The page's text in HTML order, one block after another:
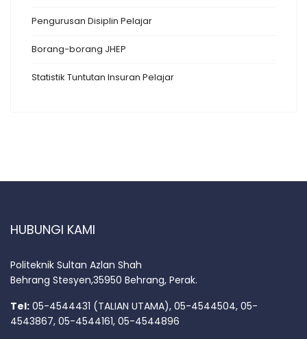
Pengurusan Disiplin Pelajar
Borang-borang JHEP
Statistik Tuntutan Insuran Pelajar
HUBUNGI KAMI
Politeknik Sultan Azlan Shah
Behrang Stesyen,35950 Behrang, Perak.
Tel: 05-4544431 (TALIAN UTAMA), 05-4544504, 05-
4543867, 05-4544161, 05-4544896